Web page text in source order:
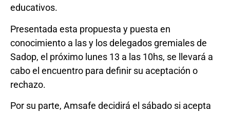
educativos.
Presentada esta propuesta y puesta en
conocimiento a las y los delegados gremiales de
Sadop, el próximo lunes 13 a las 10hs, se llevará a
cabo el encuentro para definir su aceptación o
rechazo.
Por su parte, Amsafe decidirá el sábado si acepta